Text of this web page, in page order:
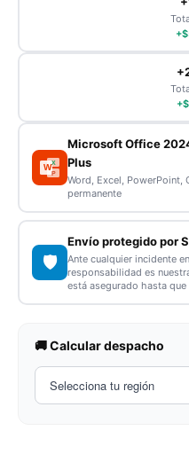
WX
P
Microsoft Office
Plus
Word, Excel,
permanente
🛡️
Envío protegido por
Ante cualquier incidente
responsabilidad es
está asegurado hasta
🚚 Calcular despacho